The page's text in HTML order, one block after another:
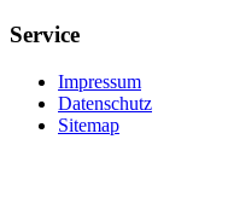
Service
Impressum
Datenschutz
Sitemap